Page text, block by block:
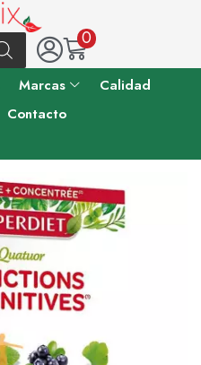
0
Marcas
Calidad
Contacto